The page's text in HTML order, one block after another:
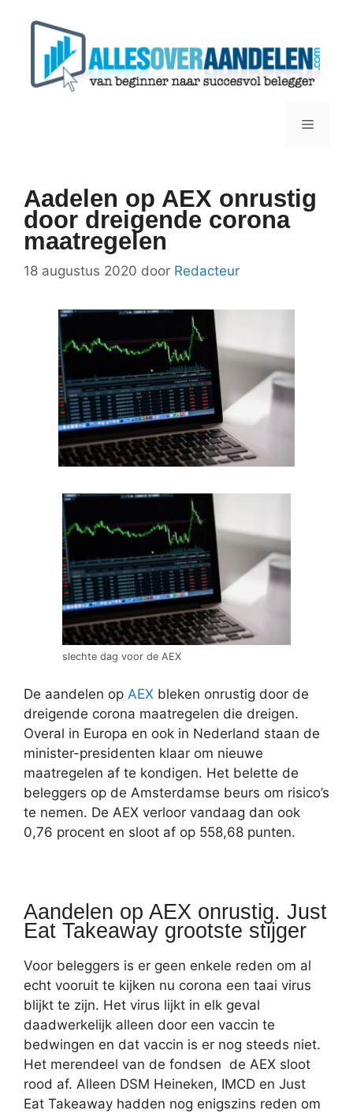
Menu
Aadelen op AEX onrustig
door dreigende corona
maatregelen
18 augustus 2020 door Redacteur
slechte dag voor de AEX
De aandelen op AEX bleken onrustig door de
dreigende corona maatregelen die dreigen.
Overal in Europa en ook in Nederland staan de
minister-presidenten klaar om nieuwe
maatregelen af te kondigen. Het belette de
beleggers op de Amsterdamse beurs om risico’s
te nemen. De AEX verloor vandaag dan ook
0,76 procent en sloot af op 558,68 punten.
Aandelen op AEX onrustig. Just
Eat Takeaway grootste stijger
Voor beleggers is er geen enkele reden om al
echt vooruit te kijken nu corona een taai virus
blijkt te zijn. Het virus lijkt in elk geval
daadwerkelijk alleen door een vaccin te
bedwingen en dat vaccin is er nog steeds niet.
Het merendeel van de fondsen de AEX sloot
rood af. Alleen DSM Heineken, IMCD en Just
Eat Takeaway hadden nog enigszins reden om